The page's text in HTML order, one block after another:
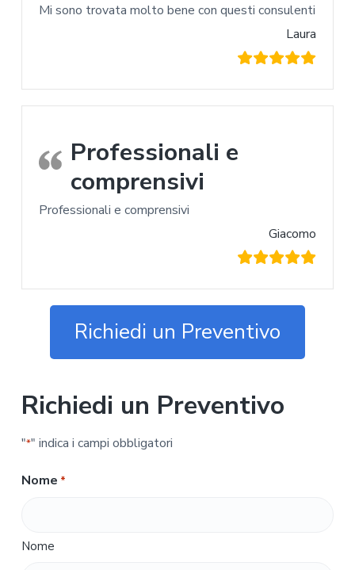
Mi sono trovata molto bene con questi consulenti
Laura
Professionali e
comprensivi
Professionali e comprensivi
Giacomo
Richiedi un Preventivo
Richiedi un Preventivo
"*" indica i campi obbligatori
Nome *
Nome